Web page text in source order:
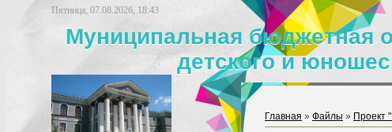
Пятница, 07.08.2026, 18:43
Муниципальная бюджетная
детского и
Главная » Файлы » Проект